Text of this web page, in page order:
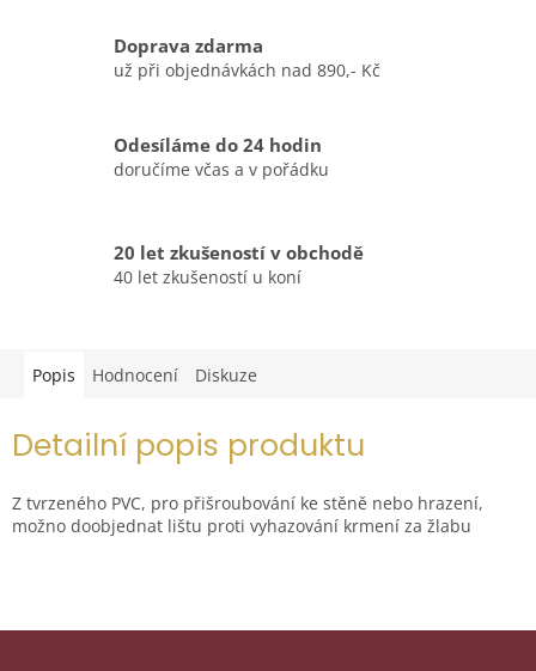
Doprava zdarma
už při objednávkách nad 890,- Kč
Odesíláme do 24 hodin
doručíme včas a v pořádku
20 let zkušeností v obchodě
40 let zkušeností u koní
Popis Hodnocení Diskuze
Detailní popis produktu
Z tvrzeného PVC, pro přišroubování ke stěně nebo hrazení,
možno doobjednat lištu proti vyhazování krmení za žlabu
Z